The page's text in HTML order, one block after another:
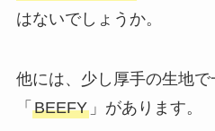
はないでしょうか。
他には、少し厚手の生地
「 BEEFY」があります。